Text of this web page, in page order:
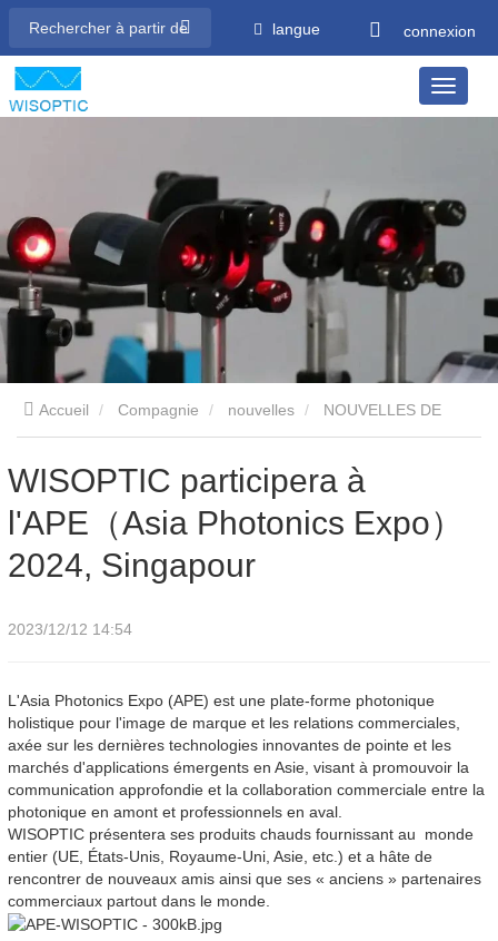
langue connexion
Accueil Compagnie nouvelles NOUVELLES DE
Photonics Expo）2024, Singapour
WISOPTIC participera à
l'APE（Asia Photonics Expo）
2024, Singapour
2023/12/12 14:54
L'Asia Photonics Expo (APE) est une plate-forme photonique
holistique pour l'image de marque et les relations commerciales,
axée sur les dernières technologies innovantes de pointe et les
marchés d'applications émergents en Asie, visant à promouvoir la
communication approfondie et la collaboration commerciale entre la
photonique en amont et professionnels en aval.
WISOPTIC présentera ses produits chauds fournissant au monde
entier (UE, États-Unis, Royaume-Uni, Asie, etc.) et a hâte de
rencontrer de nouveaux amis ainsi que ses « anciens » partenaires
commerciaux partout dans le monde.